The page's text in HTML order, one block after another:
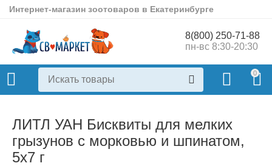
Интернет-магазин зоотоваров в Екатеринбурге
8(800) 250-71-88
пн-вс 8:30-20:30
0
ЛИТЛ УАН Бисквиты для мелких
грызунов с морковью и шпинатом,
5х7 г